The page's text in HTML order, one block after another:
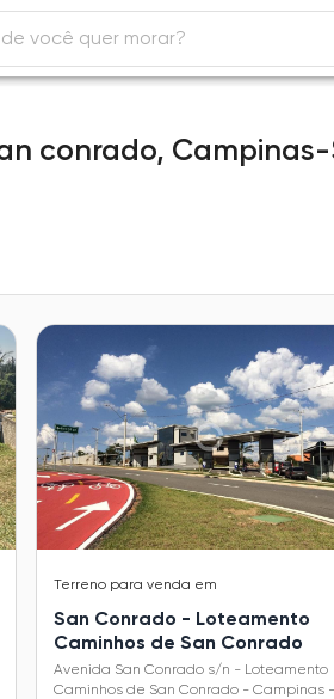
conrado, Campinas-
Terreno para venda em
San Conrado - Loteamento
Caminhos de San Conrado
Avenida San Conrado s/n - Loteamento
Caminhos de San Conrado - Campinas -